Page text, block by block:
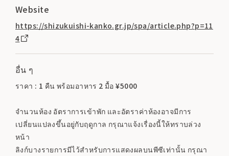
Website
https://shizukuishi-kanko.gr.jp/spa/article.php?p=11
4
อื่น ๆ
ราคา : 1 คืน พร้อมอาหาร 2 มื้อ ¥5000
จำนวนห้อง อัตราการเข้าพัก และอัตราค่าห้องอาจมีการ
เปลี่ยนแปลงขึ้นอยู่กับฤดูกาล กรุณาแจ้งเรื่องนี้ให้ทราบล่วง
หน้า
ลิงก์บางรายการมีไว้สำหรับการแสดงผลบนพีซีเท่านั้น กรุณา